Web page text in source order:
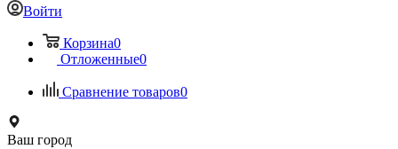
Войти
Корзина0
Отложенные0
Сравнение товаров0
Ваш город